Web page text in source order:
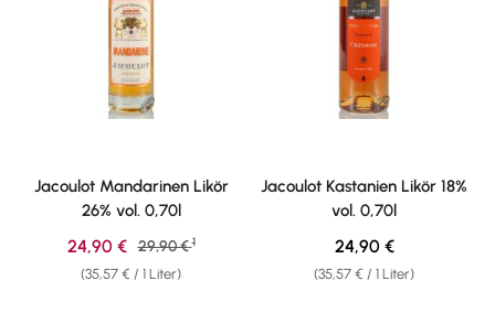
Jacoulot Mandarinen Likör
26% vol. 0,70l
(35,57 € / 1 Liter)
Verkaufspreis:
24,90 € Regulärer Preis:
29,90 € 1
Jacoulot Kastanien Likör 18%
vol. 0,70l
(35,57 € / 1 Liter)
Regulärer Preis:
24,90 €